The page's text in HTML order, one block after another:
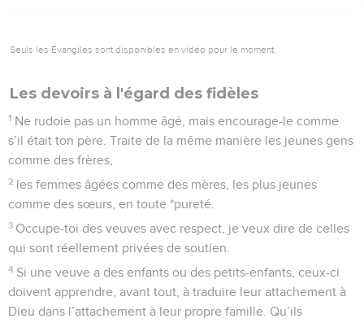
Seuls les Évangiles sont disponibles en vidéo pour le moment.
Les devoirs à l'égard des fidèles
1 Ne rudoie pas un homme âgé, mais encourage-le comme
s’il était ton père. Traite de la même manière les jeunes gens
comme des frères,
2 les femmes âgées comme des mères, les plus jeunes
comme des sœurs, en toute *pureté.
3 Occupe-toi des veuves avec respect, je veux dire de celles
qui sont réellement privées de soutien.
4 Si une veuve a des enfants ou des petits-enfants, ceux-ci
doivent apprendre, avant tout, à traduire leur attachement à
Dieu dans l’attachement à leur propre famille. Qu’ils